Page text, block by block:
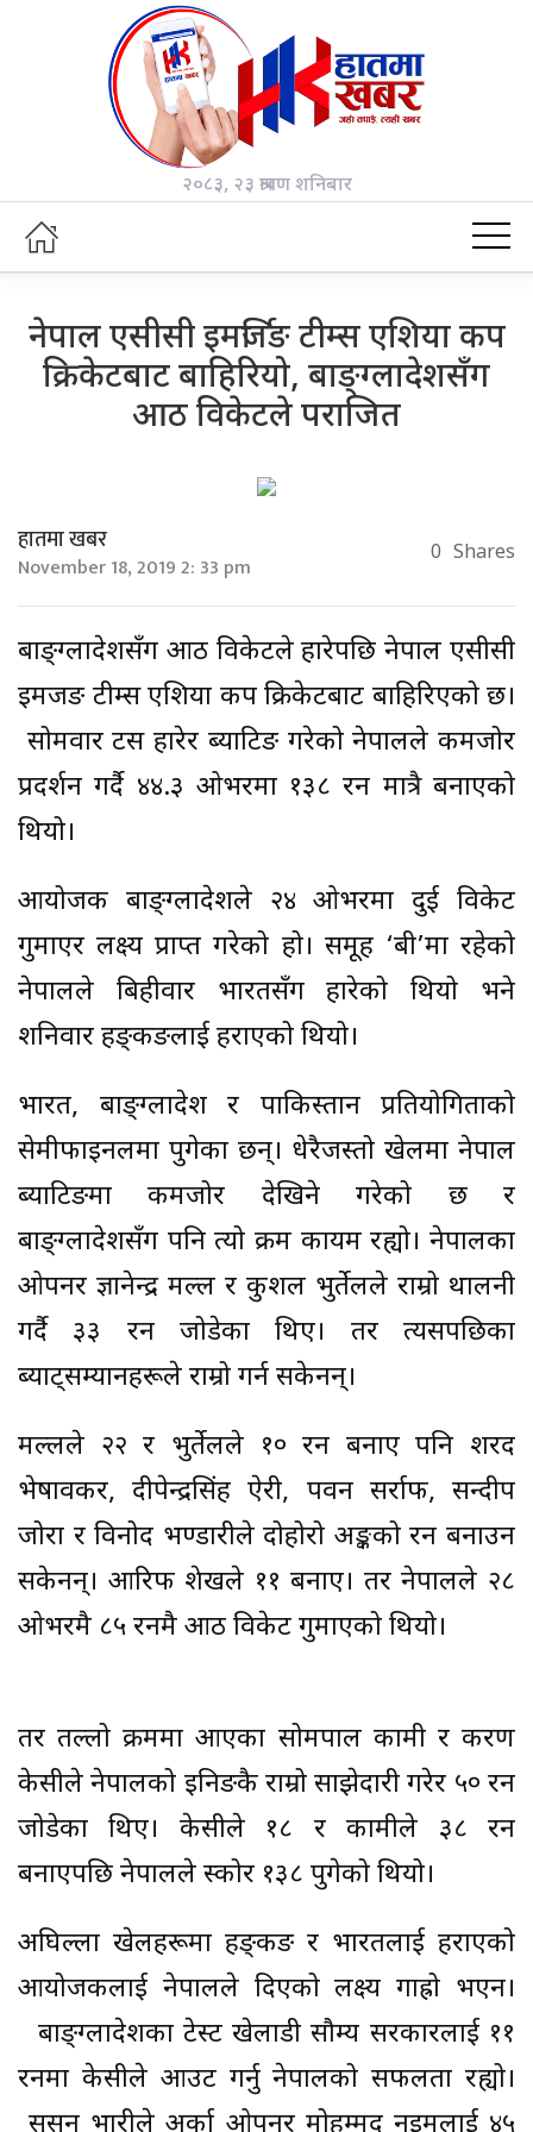
२०८३, २३ श्रावण शनिबार
नेपाल एसीसी इमर्जिङ टीम्स एशिया कप
क्रिकेटबाट बाहिरियो, बाङ्ग्लादेशसँग
आठ विकेटले पराजित
हातमा खबर
November 18, 2019 2: 33 pm 0 Shares
बाङ्ग्लादेशसँग आठ विकेटले हारेपछि नेपाल एसीसी
इमर्जिङ टीम्स एशिया कप क्रिकेटबाट बाहिरिएको छ।
सोमवार टस हारेर ब्याटिङ गरेको नेपालले कमजोर
प्रदर्शन गर्दै ४४.३ ओभरमा १३८ रन मात्रै बनाएको
थियो।
आयोजक बाङ्ग्लादेशले २४ ओभरमा दुई विकेट
गुमाएर लक्ष्य प्राप्त गरेको हो। समूह ‘बी’मा रहेको
नेपालले बिहीवार भारतसँग हारेको थियो भने
शनिवार हङ्‍कङलाई हराएको थियो।
भारत, बाङ्ग्लादेश र पाकिस्तान प्रतियोगिताको
सेमीफाइनलमा पुगेका छन्। धेरैजस्तो खेलमा नेपाल
ब्याटिङमा कमजोर देखिने गरेको छ र
बाङ्ग्लादेशसँग पनि त्यो क्रम कायम रह्यो। नेपालका
‌ओपनर ज्ञानेन्द्र मल्ल र कुशल भुर्तेलले राम्रो थालनी
गर्दै ३३ रन जोडेका थिए। तर त्यसपछिका
ब्याट्सम्यानहरूले राम्रो गर्न सकेनन्।
मल्लले २२ र भुर्तेलले १० रन बनाए पनि शरद
भेषावकर, दीपेन्द्रसिंह ऐरी, पवन सर्राफ, सन्दीप
जोरा र विनोद भण्डारीले दोहोरो अङ्कको रन बनाउन
सकेनन्। आरिफ शेखले ११ बनाए। तर नेपालले २८
ओभरमै ८५ रनमै आठ विकेट गुमाएको थियो।
तर तल्लो क्रममा आएका सोमपाल कामी र करण
केसीले नेपालको इनिङकै राम्रो साझेदारी गरेर ५० रन
जोडेका थिए। केसीले १८ र कामीले ३८ रन
बनाएपछि नेपालले स्कोर १३८ पुगेको थियो।
अघिल्ला खेलहरूमा हङ्‍कङ र भारतलाई हराएको
आयोजकलाई नेपालले दिएको लक्ष्य गाह्रो भएन।
बाङ्ग्लादेशका टेस्ट खेलाडी सौम्य सरकारलाई ११
रनमा केसीले आउट गर्नु नेपालको सफलता रह्यो।